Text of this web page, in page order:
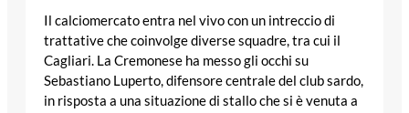
Il calciomercato entra nel vivo con un intreccio di
trattative che coinvolge diverse squadre, tra cui il
Cagliari. La Cremonese ha messo gli occhi su
Sebastiano Luperto, difensore centrale del club sardo,
in risposta a una situazione di stallo che si è venuta a